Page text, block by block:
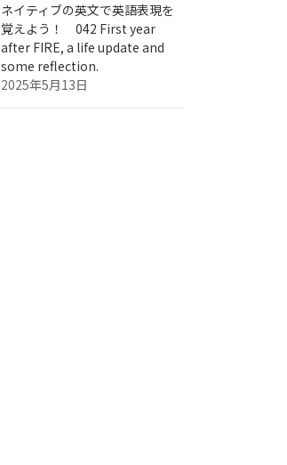
ネイティブの英文で英語表現を
覚えよう！ 042 First year
after FIRE, a life update and
some reflection.
2025年5月13日